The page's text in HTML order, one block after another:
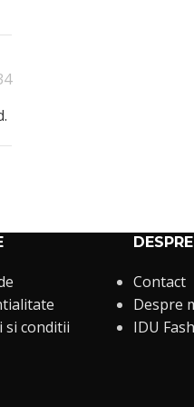
si conditii
Contact
Despre
IDU